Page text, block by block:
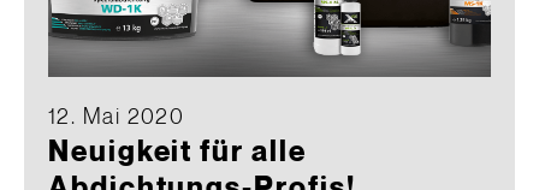
12. Mai 2020
Neuigkeit für alle